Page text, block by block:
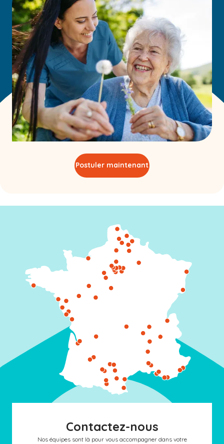
Postuler maintenant
Contactez-nous
Nos équipes sont là pour vous accompagner dans votre